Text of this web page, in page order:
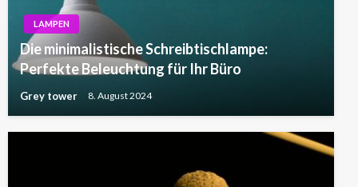
LAMPEN
Die minimalistische Schreibtischlampe:
Perfekte Beleuchtung für Ihr Büro
Grey tower 8. August 2024